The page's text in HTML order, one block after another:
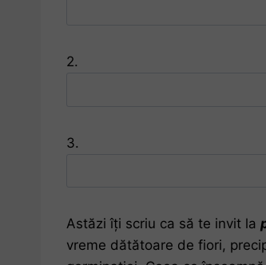
2.
3.
Astăzi îți scriu ca să te invit la
vreme dătătoare de fiori,